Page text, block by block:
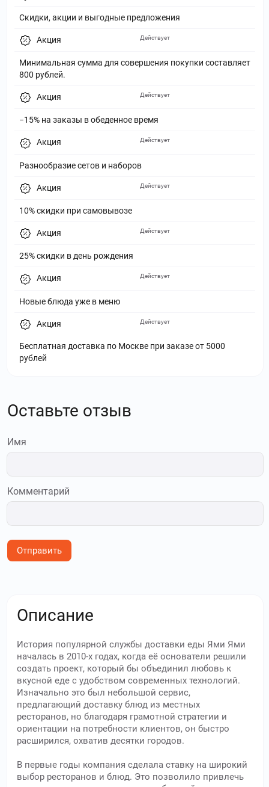
Скидки, акции и выгодные предложения
Акция
Минимальная сумма для совершения покупки составляет
800 рублей.
Действует
Акция
−15% на заказы в обеденное время
Действует
Акция
Разнообразие сетов и наборов
Действует
Акция
10% скидки при самовывозе
Действует
Акция
25% скидки в день рождения
Действует
Акция
Новые блюда уже в меню
Действует
Акция
Бесплатная доставка по Москве при заказе от 5000
рублей
Действует
Оставьте отзыв
Имя
Комментарий
Отправить
Описание
История популярной службы доставки еды Ями Ями
началась в 2010-х годах, когда её основатели решили
создать проект, который бы объединил любовь к
вкусной еде с удобством современных технологий.
Изначально это был небольшой сервис,
предлагающий доставку блюд из местных
ресторанов, но благодаря грамотной стратегии и
ориентации на потребности клиентов, он быстро
расширился, охватив десятки городов.
В первые годы компания сделала ставку на широкий
выбор ресторанов и блюд. Это позволило привлечь